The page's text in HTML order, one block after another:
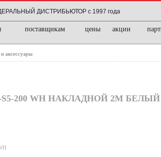
ДИСТРИБЬЮТОР с 1997 года
поставщикам цены акции
аксессуары
200 WH НАКЛАДНОЙ 2М